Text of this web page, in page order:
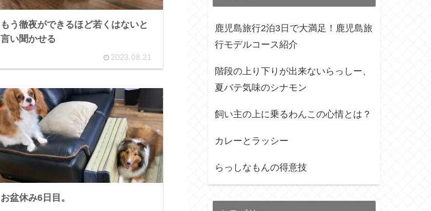
もう徹夜ができるほど若くはないと
言い聞かせる
2023.08.21
お盆休み6日目。
鹿児島旅行2泊3日で大満足！鹿児島旅
行モデルコース紹介
階段の上り下りが出来ないらっしー、
夏バテ気味のシナモン
飼い主の上に乗るわんこの心情とは？
カレーとラッシー
らっしなもんの得意技